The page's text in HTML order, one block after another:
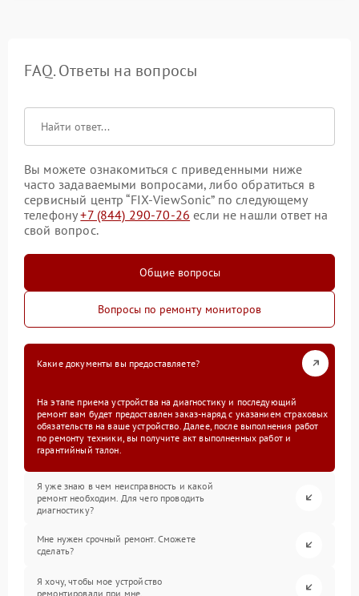
FAQ. Ответы на вопросы
Вы можете ознакомиться с приведенными ниже
часто задаваемыми вопросами, либо обратиться в
сервисный центр “FIX-ViewSonic” по следующему
телефону+7 (844) 290-70-26 если не нашли ответ на
свой вопрос.
Общие вопросы
Вопросы по ремонту мониторов
Какие документы вы предоставляете?
На этапе приема устройства на диагностику и последующий
ремонт вам будет предоставлен заказ-наряд с указанием страховых
обязательств на ваше устройство. Далее, после выполнения работ
по ремонту техники, вы получите акт выполненных работ и
гарантийный талон.
Я уже знаю в чем неисправность и какой
ремонт необходим. Для чего проводить
диагностику?
Мне нужен срочный ремонт. Сможете
сделать?
Я хочу, чтобы мое устройство
ремонтировали при мне.